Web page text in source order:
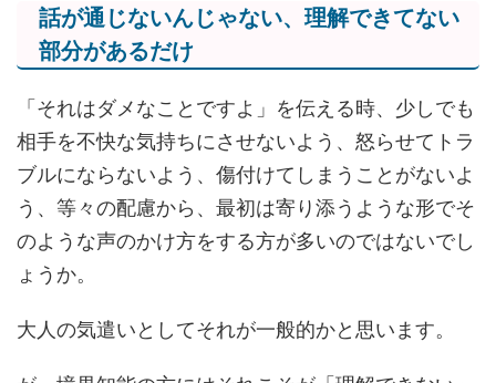
話が通じないんじゃない、理解できてない
部分があるだけ
「それはダメなことですよ」を伝える時、少しでも
相手を不快な気持ちにさせないよう、怒らせてトラ
ブルにならないよう、傷付けてしまうことがないよ
う、等々の配慮から、最初は寄り添うような形でそ
のような声のかけ方をする方が多いのではないでし
ょうか。
大人の気遣いとしてそれが一般的かと思います。